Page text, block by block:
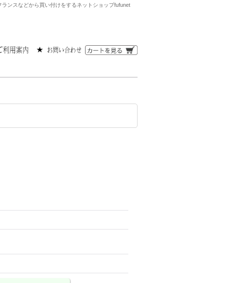
ンスなどから買い付けをするネットショップfufunet